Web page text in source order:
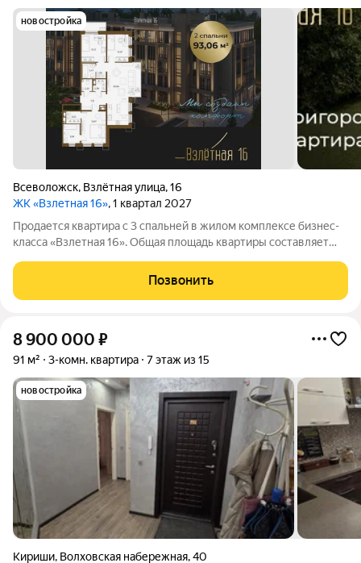
новостройка
Всеволожск, Взлётная улица,16
ЖК «Взлетная 16», 1 квартал 2027
Продается квартира с 3 спальней в жилом комплексе бизнес-
класса «Взлетная 16». Общая площадь квартиры составляет
кухню-гостиную с эркером (архитектурным решением с
панорамным остеклением) . Мастер
Позвонить
8 900 000 ₽
91 м² 3-комн. квартира 7 этаж из 15
новостройка
Кириши, Волховская набережная,40